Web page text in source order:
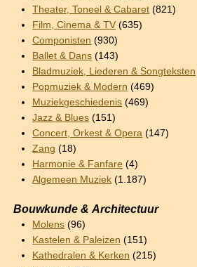
Theater, Toneel & Cabaret (821)
Film, Cinema & TV (635)
Componisten (930)
Ballet & Dans (143)
Bladmuziek, Liederen & Songteksten
Popmuziek & Modern (469)
Muziekgeschiedenis (469)
Jazz & Blues (151)
Concert, Orkest & Opera (147)
Zang (18)
Harmonie & Fanfare (4)
Algemeen Muziek (1.187)
Bouwkunde & Architectuur
Molens (96)
Kastelen & Paleizen (151)
Kathedralen & Kerken (215)